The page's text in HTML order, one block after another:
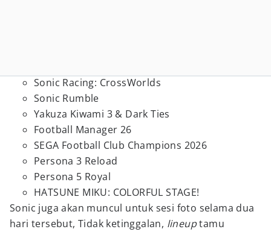
Sonic Racing: CrossWorlds
Sonic Rumble
Yakuza Kiwami 3 & Dark Ties
Football Manager 26
SEGA Football Club Champions 2026
Persona 3 Reload
Persona 5 Royal
HATSUNE MIKU: COLORFUL STAGE!
Sonic juga akan muncul untuk sesi foto selama dua
hari tersebut, Tidak ketinggalan, lineuptamu